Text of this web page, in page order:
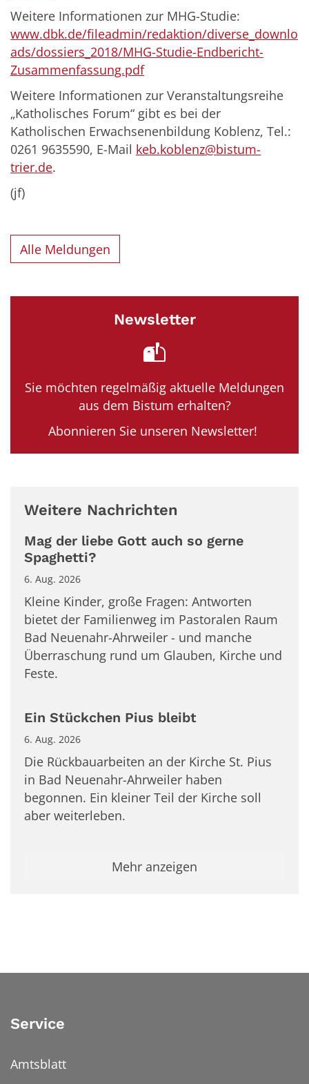
Weitere Informationen zur MHG-Studie:
www.dbk.de/fileadmin/redaktion/diverse_downlo
ads/dossiers_2018/MHG-Studie-Endbericht-
Zusammenfassung.pdf
Weitere Informationen zur Veranstaltungsreihe
„Katholisches Forum“ gibt es bei der
Katholischen Erwachsenenbildung Koblenz, Tel.:
0261 9635590, E-Mail keb.koblenz@bistum-
trier.de.
(jf)
Alle Meldungen
Newsletter
Sie möchten regelmäßig aktuelle Meldungen
aus dem Bistum erhalten?
Abonnieren Sie unseren Newsletter!
Weitere Nachrichten
Mag der liebe Gott auch so gerne
Spaghetti?
6. Aug. 2026
Kleine Kinder, große Fragen: Antworten
bietet der Familienweg im Pastoralen Raum
Bad Neuenahr-Ahrweiler - und manche
Überraschung rund um Glauben, Kirche und
Feste.
Ein Stückchen Pius bleibt
6. Aug. 2026
Die Rückbauarbeiten an der Kirche St. Pius
in Bad Neuenahr-Ahrweiler haben
begonnen. Ein kleiner Teil der Kirche soll
aber weiterleben.
Mehr anzeigen
Service
Amtsblatt